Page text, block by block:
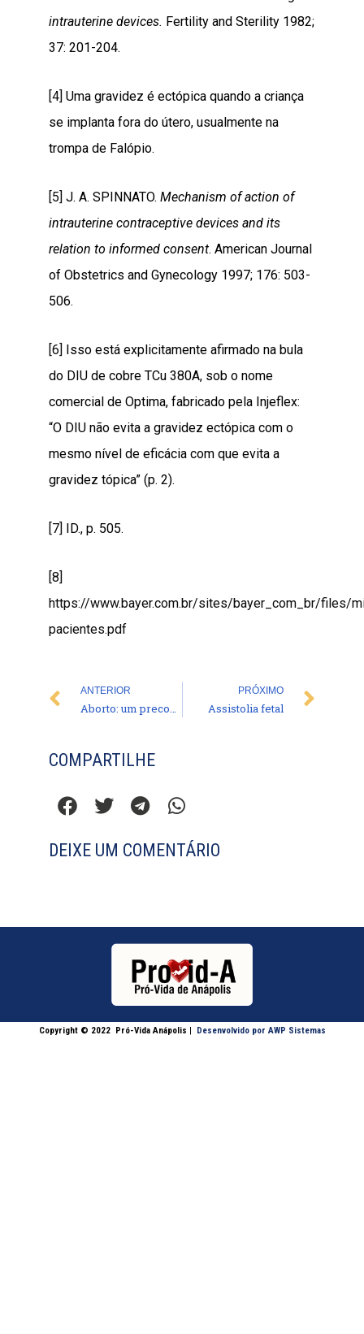
intrauterine devices. Fertility and Sterility 1982;
37: 201-204.
[4] Uma gravidez é ectópica quando a criança
se implanta fora do útero, usualmente na
trompa de Falópio.
[5] J. A. SPINNATO. Mechanism of action of
intrauterine contraceptive devices and its
relation to informed consent. American Journal
of Obstetrics and Gynecology 1997; 176: 503-
506.
[6]
Isso está explicitamente afirmado na bula
do DIU de cobre TCu 380A, sob o nome
comercial de Optima, fabricado pela Injeflex:
“O DIU não evita a gravidez ectópica com o
mesmo nível de eficácia com que evita a
gravidez tópica” (p. 2).
[7] ID., p. 505.
[8]
https://www.bayer.com.br/sites/bayer_com_br/files/
pacientes.pdf
Prev
ANTERIOR
Aborto: um preconceito de lugar
PRÓXIMO
Assistolia fetal
COMPARTILHE
DEIXE UM COMENTÁRIO
Copyright © 2022 Pró-Vida Anápolis Desenvolvido por AWP Sistemas